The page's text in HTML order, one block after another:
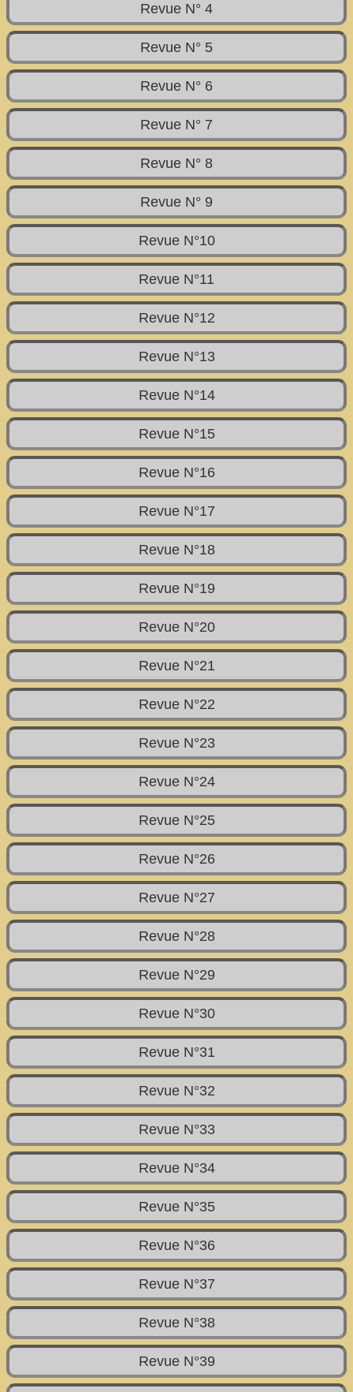
Revue N° 4
Revue N° 5
Revue N° 6
Revue N° 7
Revue N° 8
Revue N° 9
Revue N°10
Revue N°11
Revue N°12
Revue N°13
Revue N°14
Revue N°15
Revue N°16
Revue N°17
Revue N°18
Revue N°19
Revue N°20
Revue N°21
Revue N°22
Revue N°23
Revue N°24
Revue N°25
Revue N°26
Revue N°27
Revue N°28
Revue N°29
Revue N°30
Revue N°31
Revue N°32
Revue N°33
Revue N°34
Revue N°35
Revue N°36
Revue N°37
Revue N°38
Revue N°39